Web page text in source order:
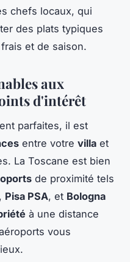
chefs locaux, qui
des plats typiques
et de saison.
aux
d'intérêt
parfaites, il est
entre votre villa et
La Toscane est bien
de proximité tels
Pisa PSA, et Bologna
à une distance
vous